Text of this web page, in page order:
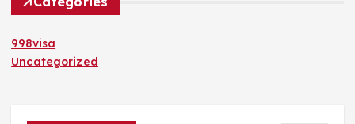
998visa
Uncategorized